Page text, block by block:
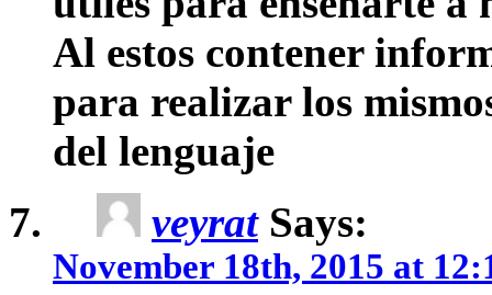
Al estos contener
para realizar los
del lenguaje
veyratSays:
November 18th, 2015 at